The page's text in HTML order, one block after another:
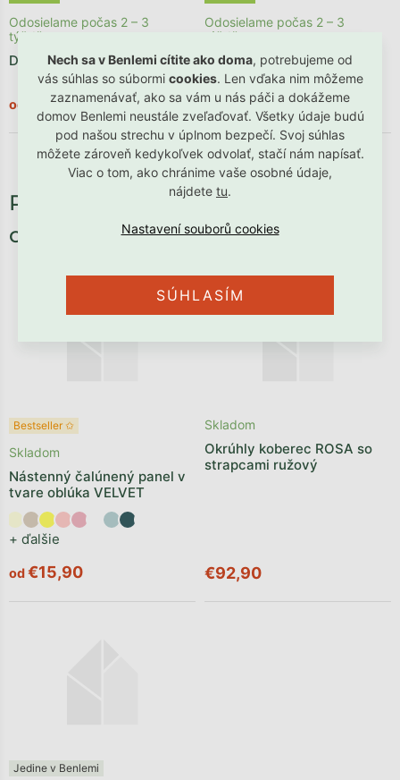
Nech sa v Benlemi cítite ako doma, potrebujeme od
vás súhlas so súbormi cookies. Len vďaka nim môžeme
zaznamenávať, ako sa vám u nás páči a dokážeme
domov Benlemi neustále zveľaďovať. Všetky údaje budú
pod našou strechu v úplnom bezpečí. Svoj súhlas
môžete zároveň kedykoľvek odvolať, stačí nám napísať.
Viac o tom, ako chránime vaše osobné údaje,
nájdete tu.
SÚHLASÍM
Detský záves SAFARI
Odosielame počas 2 – 3
týždňov
od €48,90
Záves ŽIRAFA do detskej
izby
Odosielame počas 2 – 3
týždňov
od €48,90
Potrebné príslušenstvo, ktoré
oceníte:
Bestseller ✩
Nástenný čalúnený panel v
tvare oblúka VELVET
+ ďalšie
Skladom
od€15,90
Okrúhly koberec ROSA so
strapcami ružový
Skladom
€92,90
Jedine v Benlemi